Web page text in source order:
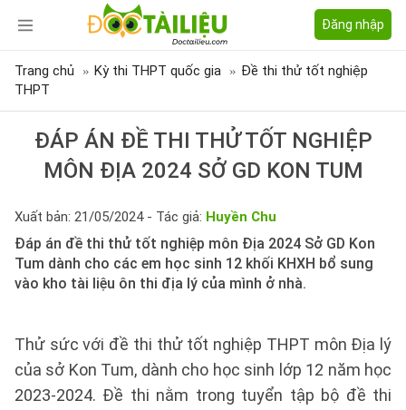
Đăng nhập
Trang chủ Kỳ thi THPT quốc gia
Đề thi thử tốt nghiệp
THPT
ĐÁP ÁN ĐỀ THI THỬ TỐT NGHIỆP
MÔN ĐỊA 2024 SỞ GD KON TUM
Xuất bản: 21/05/2024 - Tác giả: Huyền Chu
Đáp án đề thi thử tốt nghiệp môn Địa 2024 Sở GD Kon
Tum dành cho các em học sinh 12 khối KHXH bổ sung
vào kho tài liệu ôn thi địa lý của mình ở nhà.
Thử sức với đề thi thử tốt nghiệp THPT môn Địa lý
của sở Kon Tum, dành cho học sinh lớp 12 năm học
2023-2024. Đề thi nằm trong tuyển tập bộ đề thi